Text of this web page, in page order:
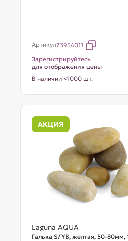
Артикул73954011
Зарегистрируйтесь
для отображения цены
В наличии <1000 шт.
АКЦИЯ
Laguna AQUA
Галька S/YB, желтая, 50-80мм,